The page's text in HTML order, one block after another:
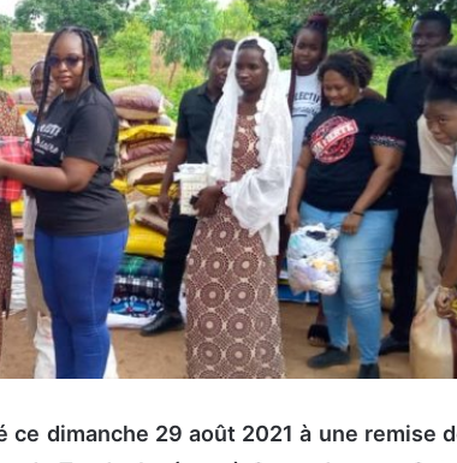
dimanche 29 août 2021 à une remise